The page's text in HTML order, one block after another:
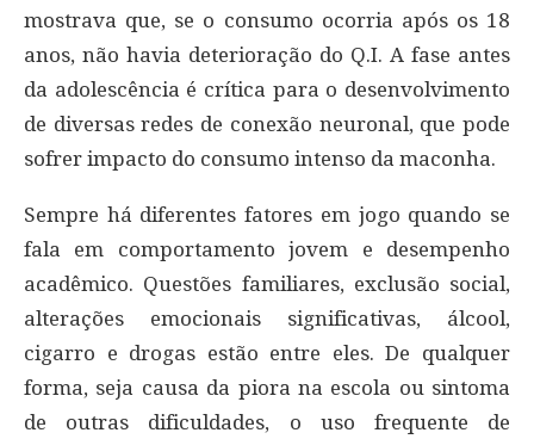
mostrava que, se o consumo ocorria após os 18
anos, não havia deterioração do Q.I. A fase antes
da adolescência é crítica para o desenvolvimento
de diversas redes de conexão neuronal, que pode
sofrer impacto do consumo intenso da maconha.
Sempre há diferentes fatores em jogo quando se
fala em comportamento jovem e desempenho
acadêmico. Questões familiares, exclusão social,
alterações emocionais significativas, álcool,
cigarro e drogas estão entre eles. De qualquer
forma, seja causa da piora na escola ou sintoma
de outras dificuldades, o uso frequente de